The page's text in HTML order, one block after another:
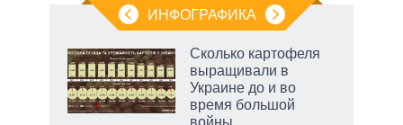
ИНФОГРАФИКА
Сколько картофеля
выращивали в
Украине до и во
время большой
войны